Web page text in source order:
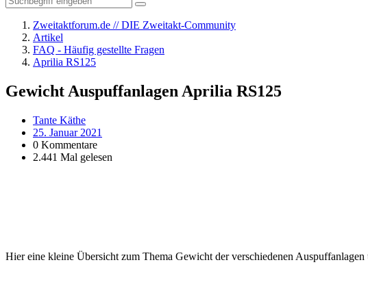
Zweitaktforum.de // DIE Zweitakt-Community
Artikel
FAQ - Häufig gestellte Fragen
Aprilia RS125
Gewicht Auspuffanlagen Aprilia RS125
Tante Käthe
25. Januar 2021
0 Kommentare
2.441 Mal gelesen
Hier eine kleine Übersicht zum Thema Gewicht der verschiedenen